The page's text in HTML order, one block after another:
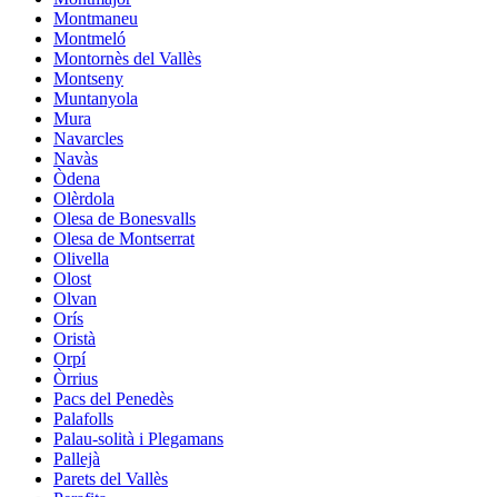
Montmaneu
Montmeló
Montornès del Vallès
Montseny
Muntanyola
Mura
Navarcles
Navàs
Òdena
Olèrdola
Olesa de Bonesvalls
Olesa de Montserrat
Olivella
Olost
Olvan
Orís
Oristà
Orpí
Òrrius
Pacs del Penedès
Palafolls
Palau-solità i Plegamans
Pallejà
Parets del Vallès